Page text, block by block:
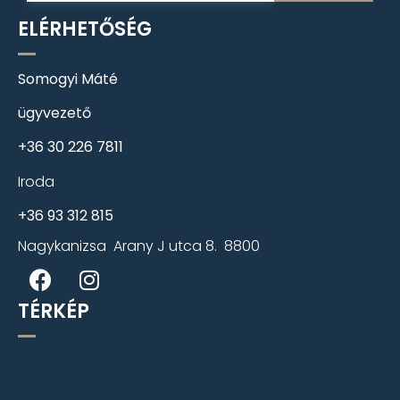
ELÉRHETŐSÉG
Somogyi Máté
ügyvezető
+36 30 226 7811
Iroda
+36 93 312 815
Nagykanizsa Arany J utca 8. 8800
TÉRKÉP